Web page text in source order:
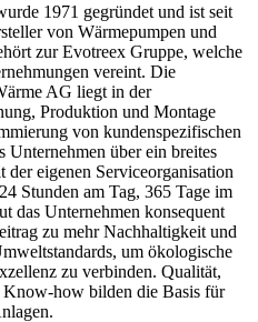
1971 gegründet und ist seit
von Wärmepumpen und
zur Evotreex Gruppe, welche
vereint. Die
AG liegt in der
Produktion und Montage
von kundenspezifischen
Unternehmen über ein breites
eigenen Serviceorganisation
Stunden am Tag, 365 Tage im
das Unternehmen konsequent
zu mehr Nachhaltigkeit und
um ökologische
zu verbinden. Qualität,
Know-how bilden die Basis für